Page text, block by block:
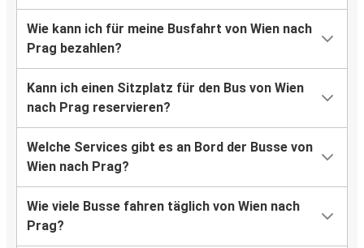
Wie kann ich für meine Busfahrt von Wien nach
Prag bezahlen?
Kann ich einen Sitzplatz für den Bus von Wien
nach Prag reservieren?
Welche Services gibt es an Bord der Busse von
Wien nach Prag?
Wie viele Busse fahren täglich von Wien nach
Prag?